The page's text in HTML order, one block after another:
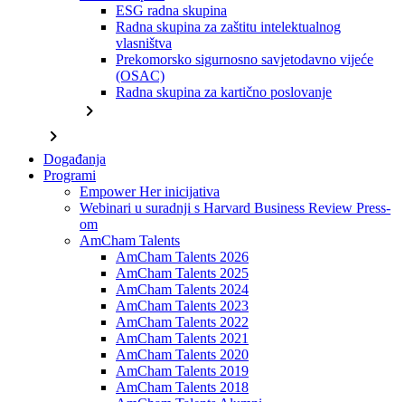
ESG radna skupina
Radna skupina za zaštitu intelektualnog
vlasništva
Prekomorsko sigurnosno savjetodavno vijeće
(OSAC)
Radna skupina za kartično poslovanje
chevron_right
chevron_right
Događanja
Programi
Empower Her inicijativa
Webinari u suradnji s Harvard Business Review Press-
om
AmCham Talents
AmCham Talents 2026
AmCham Talents 2025
AmCham Talents 2024
AmCham Talents 2023
AmCham Talents 2022
AmCham Talents 2021
AmCham Talents 2020
AmCham Talents 2019
AmCham Talents 2018